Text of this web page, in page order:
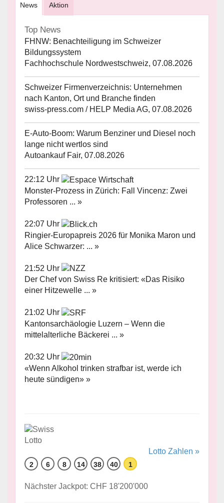
News Aktion
Top News
FHNW: Benachteiligung im Schweizer
Bildungssystem
Fachhochschule Nordwestschweiz, 07.08.2026
Schweizer Firmenverzeichnis: Unternehmen
nach Kanton, Ort und Branche finden
swiss-press.com / HELP Media AG, 07.08.2026
E-Auto-Boom: Warum Benziner und Diesel noch
lange nicht wertlos sind
Autoankauf Fair, 07.08.2026
22:12 Uhr
Monster-Prozess in Zürich: Fall Vincenz: Zwei
Professoren ... »
22:07 Uhr
Ringier-Europapreis 2026 für Monika Maron und
Alice Schwarzer: ... »
21:52 Uhr
Der Chef von Swiss Re kritisiert: «Das Risiko
einer Hitzewelle ... »
21:02 Uhr
Kantonsarchäologie Luzern – Wenn die
mittelalterliche Bäckerei ... »
20:32 Uhr
«Wenn Alkohol trinken strafbar ist, werde ich
heute sündigen» »
Lotto Zahlen »
2 6 8 14 38 40 1
Nächster Jackpot: CHF 18'200'000